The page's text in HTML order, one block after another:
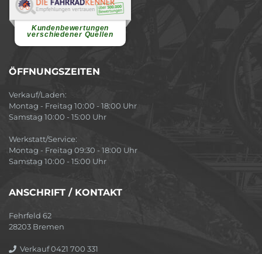
Kundenbewertungen
verschiedener Quellen
Renate H.
Vielen Dank für ein herzliches
ÖFFNUNGSZEITEN
Verkauf/Laden:
Montag - Freitag 10:00 - 18:00 Uhr
Samstag 10:00 - 15:00 Uhr
Werkstatt/Service:
Montag - Freitag 09:30 - 18:00 Uhr
Samstag 10:00 - 15:00 Uhr
ANSCHRIFT / KONTAKT
Fehrfeld 62
28203 Bremen
Verkauf 0421 700 331